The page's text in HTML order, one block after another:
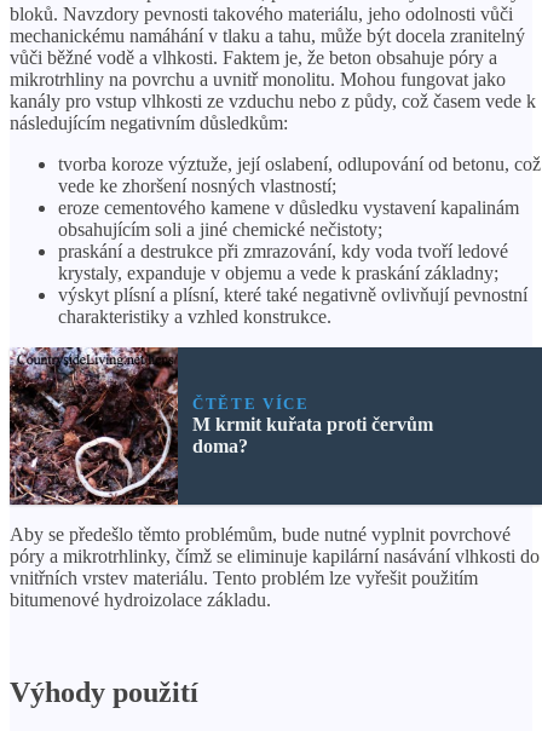
bloků. Navzdory pevnosti takového materiálu, jeho odolnosti vůči
mechanickému namáhání v tlaku a tahu, může být docela zranitelný
vůči běžné vodě a vlhkosti. Faktem je, že beton obsahuje póry a
mikrotrhliny na povrchu a uvnitř monolitu. Mohou fungovat jako
kanály pro vstup vlhkosti ze vzduchu nebo z půdy, což časem vede k
následujícím negativním důsledkům:
tvorba koroze výztuže, její oslabení, odlupování od betonu, což
vede ke zhoršení nosných vlastností;
eroze cementového kamene v důsledku vystavení kapalinám
obsahujícím soli a jiné chemické nečistoty;
praskání a destrukce při zmrazování, kdy voda tvoří ledové
krystaly, expanduje v objemu a vede k praskání základny;
výskyt plísní a plísní, které také negativně ovlivňují pevnostní
charakteristiky a vzhled konstrukce.
ČTĚTE VÍCE
M krmit kuřata proti červům
doma?
Aby se předešlo těmto problémům, bude nutné vyplnit povrchové
póry a mikrotrhlinky, čímž se eliminuje kapilární nasávání vlhkosti do
vnitřních vrstev materiálu. Tento problém lze vyřešit použitím
bitumenové hydroizolace základu.
Výhody použití